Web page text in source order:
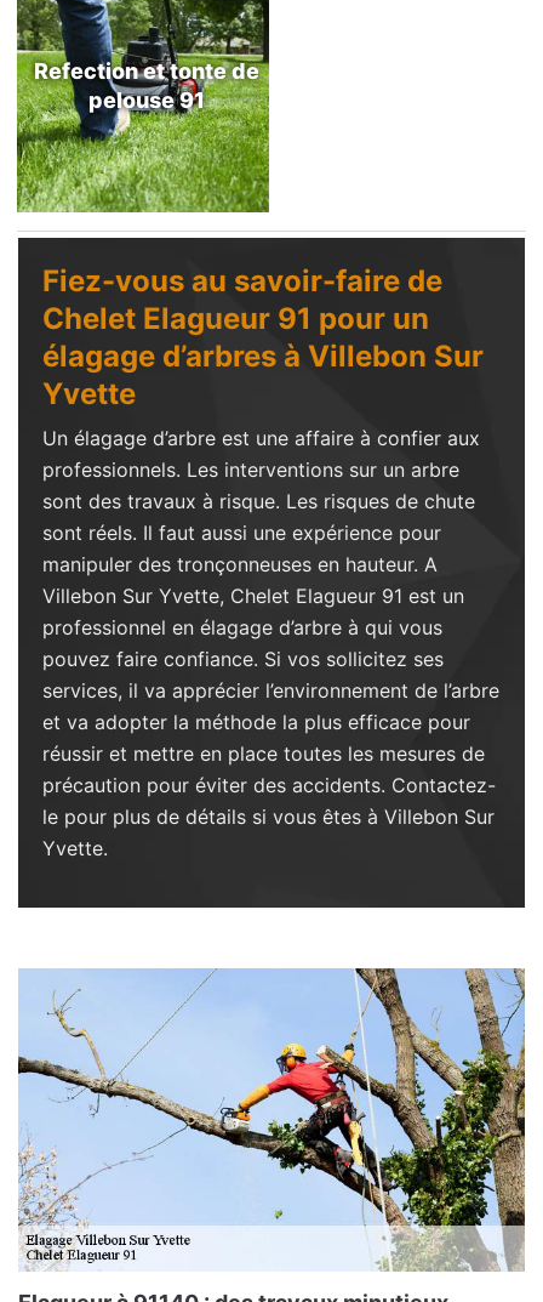
Refection et tonte de
pelouse 91
Fiez-vous au savoir-faire de
Chelet Elagueur 91 pour un
élagage d’arbres à Villebon Sur
Yvette
Un élagage d’arbre est une affaire à confier aux
professionnels. Les interventions sur un arbre
sont des travaux à risque. Les risques de chute
sont réels. Il faut aussi une expérience pour
manipuler des tronçonneuses en hauteur. A
Villebon Sur Yvette, Chelet Elagueur 91 est un
professionnel en élagage d’arbre à qui vous
pouvez faire confiance. Si vos sollicitez ses
services, il va apprécier l’environnement de l’arbre
et va adopter la méthode la plus efficace pour
réussir et mettre en place toutes les mesures de
précaution pour éviter des accidents. Contactez-
le pour plus de détails si vous êtes à Villebon Sur
Yvette.